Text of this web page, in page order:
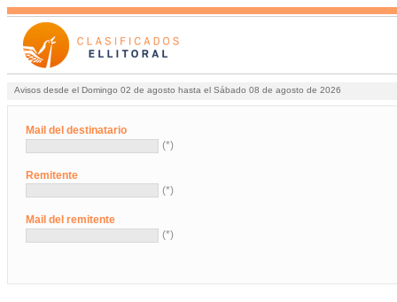
Avisos desde el Domingo 02 de agosto hasta el Sábado 08 de agosto de 2026
Mail del destinatario
(*)
Remitente
(*)
Mail del remitente
(*)